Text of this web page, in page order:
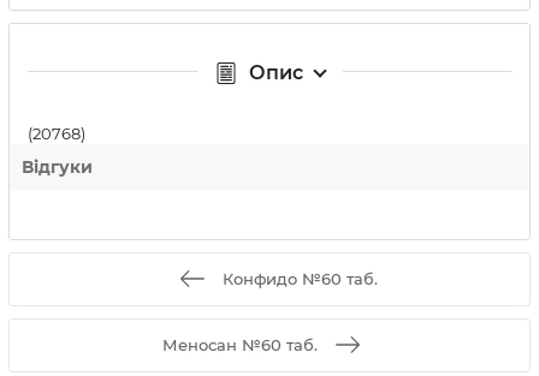
Опис
(20768)
Відгуки
Конфидо №60 таб.
Меносан №60 таб.